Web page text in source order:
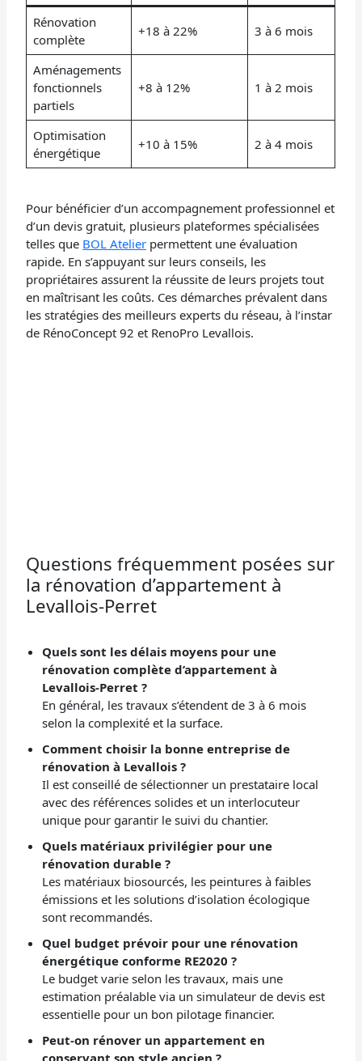
Rénovation
complète
+18 à 22% 3 à 6 mois
Aménagements
fonctionnels
partiels
+8 à 12% 1 à 2 mois
Optimisation
énergétique
+10 à 15% 2 à 4 mois
Pour bénéficier d’un accompagnement professionnel et
d’un devis gratuit, plusieurs plateformes spécialisées
telles que BOL Atelier permettent une évaluation
rapide. En s’appuyant sur leurs conseils, les
propriétaires assurent la réussite de leurs projets tout
en maîtrisant les coûts. Ces démarches prévalent dans
les stratégies des meilleurs experts du réseau, à l’instar
de RénoConcept 92 et RenoPro Levallois.
Questions fréquemment posées sur
la rénovation d’appartement à
Levallois-Perret
Quels sont les délais moyens pour une
rénovation complète d’appartement à
Levallois-Perret ?
En général, les travaux s’étendent de 3 à 6 mois
selon la complexité et la surface.
Comment choisir la bonne entreprise de
rénovation à Levallois ?
Il est conseillé de sélectionner un prestataire local
avec des références solides et un interlocuteur
unique pour garantir le suivi du chantier.
Quels matériaux privilégier pour une
rénovation durable ?
Les matériaux biosourcés, les peintures à faibles
émissions et les solutions d’isolation écologique
sont recommandés.
Quel budget prévoir pour une rénovation
énergétique conforme RE2020 ?
Le budget varie selon les travaux, mais une
estimation préalable via un simulateur de devis est
essentielle pour un bon pilotage financier.
Peut-on rénover un appartement en